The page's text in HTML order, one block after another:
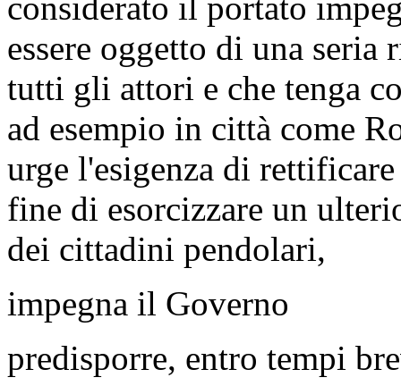
essere oggetto di una
tutti gli attori e che tenga
ad esempio in città come
urge l'esigenza di
fine di esorcizzare un
dei cittadini pendolari,
impegna il Governo
predisporre, entro tempi